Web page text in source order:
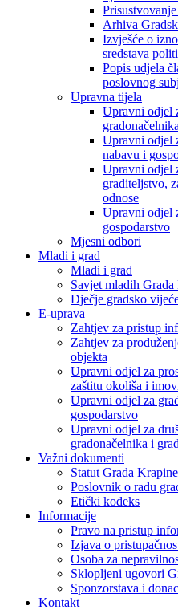
Arhiva
Izvješće o
sredstava
Popis udjela
poslovnog
Upravna tijela
Upravni odjel
Upravni odjel
nabavu i
Upravni odjel
graditeljstvo,
odnose
Upravni odjel
gospodarstvo
Mjesni odbori
Mladi i grad
Mladi i grad
Savjet mladih
Dječje gradsko
E-uprava
Zahtjev za pristup
Zahtjev za
objekta
Upravni odjel za
zaštitu okoliša i
Upravni odjel za
gospodarstvo
Upravni odjel za
gradonačelnika i
Važni dokumenti
Statut Grada Krapine
Poslovnik o radu
Etički kodeks
Informacije
Pravo na pristup
Izjava o
Osoba za
Sklopljeni ugovori
Sponzorstava i
Kontakt